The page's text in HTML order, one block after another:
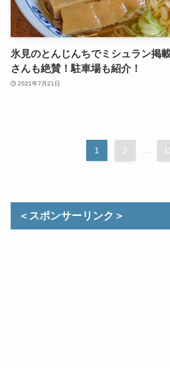
氷見のとんじんちでミシュラン掲
さんも絶賛！駐車場も紹介！
2021年7月21日
1 2 11
＜スポンサーリンク＞